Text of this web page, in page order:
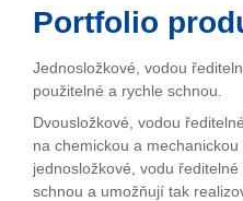
Portfolio
Jednosložkové, vodou
použitelné a rychle schnou.
Dvousložkové, vodou
na chemickou a
jednosložkové, vodu
schnou a umožňují tak